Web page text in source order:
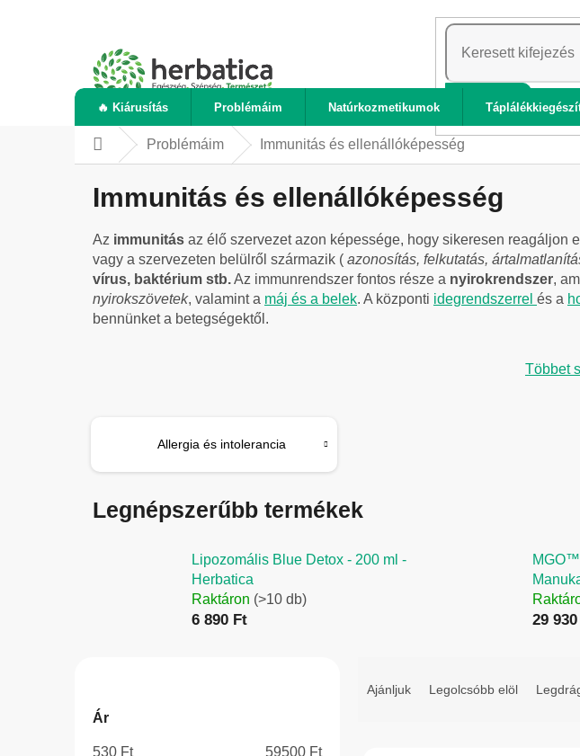
KERESÉS
🔥 Kiárusítás Problémáim Natúrkozmetikumok
KezdőlapProblémáim Immunitás és ellenállóképesség
Immunitás és ellenállóképesség
Az immunitás az élő szervezet azon képessége, hogy sikeresen reagáljon
vagy a szervezeten belülről származik ( azonosítás, felkutatás,
vírus, baktérium stb.Az immunrendszer fontos része a nyirokrendszer,
nyirokszövetek, valamint a máj és a belek. A központi idegrendszerrel és a
bennünket a betegségektől.
Többet
Allergia és intolerancia
Legnépszerűbb termékek
Lipozomális Blue Detox - 200 ml -
Herbatica
Raktáron (>10 db)
6 890 Ft 29
Ár
530 Ft 59500 Ft
eAjánljuk Legolcsóbb elöl